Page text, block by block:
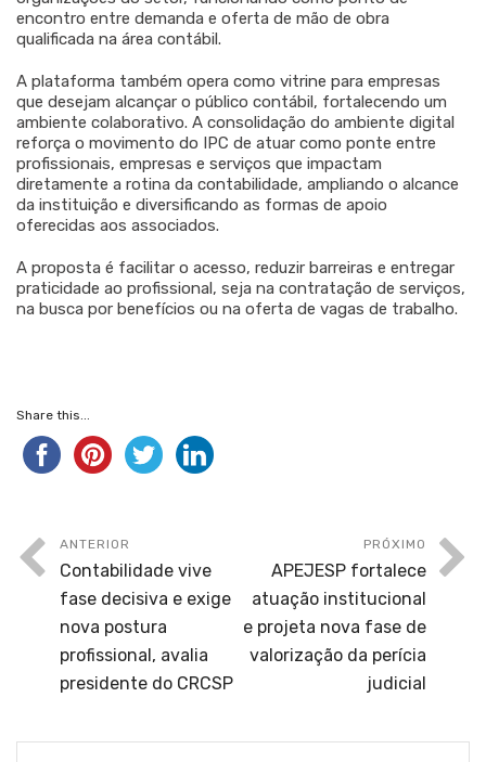
encontro entre demanda e oferta de mão de obra
qualificada na área contábil.
A plataforma também opera como vitrine para empresas
que desejam alcançar o público contábil, fortalecendo um
ambiente colaborativo. A consolidação do ambiente digital
reforça o movimento do IPC de atuar como ponte entre
profissionais, empresas e serviços que impactam
diretamente a rotina da contabilidade, ampliando o alcance
da instituição e diversificando as formas de apoio
oferecidas aos associados.
A proposta é facilitar o acesso, reduzir barreiras e entregar
praticidade ao profissional, seja na contratação de serviços,
na busca por benefícios ou na oferta de vagas de trabalho.
Share this...
ANTERIOR
Contabilidade vive
fase decisiva e exige
nova postura
profissional, avalia
presidente do CRCSP
PRÓXIMO
APEJESP fortalece
atuação institucional
e projeta nova fase de
valorização da perícia
judicial